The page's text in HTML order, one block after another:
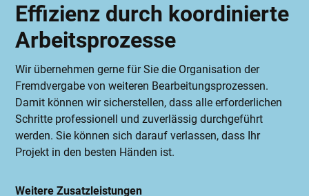
Effizienz durch koordinierte
Arbeitsprozesse
Wir übernehmen gerne für Sie die Organisation der
Fremdvergabe von weiteren Bearbeitungsprozessen.
Damit können wir sicherstellen, dass alle erforderlichen
Schritte professionell und zuverlässig durchgeführt
werden. Sie können sich darauf verlassen, dass Ihr
Projekt in den besten Händen ist.
Weitere Zusatzleistungen